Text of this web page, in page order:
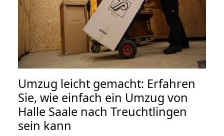
Umzug leicht gemacht: Erfahren
Sie, wie einfach ein Umzug von
Halle Saale nach Treuchtlingen
sein kann